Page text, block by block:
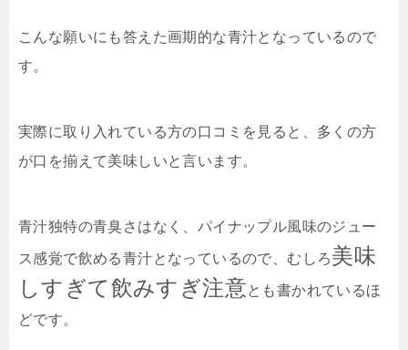
こんな願いにも答えた画期的な青汁となっているので
す。
実際に取り入れている方の口コミを見ると、多くの方
が口を揃えて美味しいと言います。
青汁独特の青臭さはなく、パイナップル風味のジュー
ス感覚で飲める青汁となっているので、むしろ美味
しすぎて飲みすぎ注意とも書かれているほ
どです。